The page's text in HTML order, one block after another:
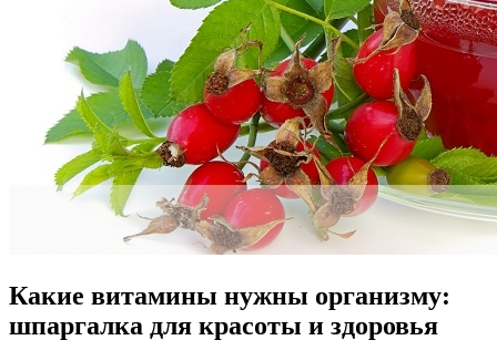
Какие витамины нужны организму:
шпаргалка для красоты и здоровья